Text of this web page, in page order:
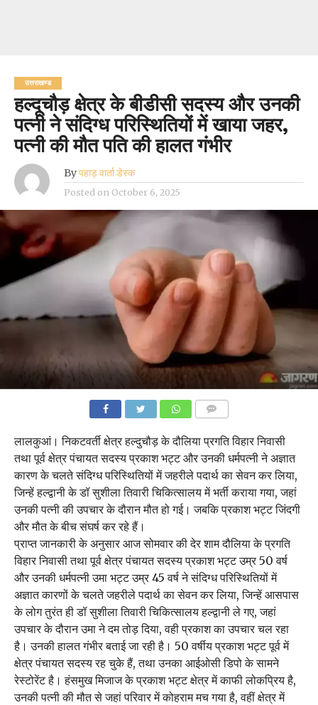
उत्तराखण्ड
हल्दूचौड़ क्षेत्र के बीडीसी सदस्य और उनकी
पत्नी ने संदिग्ध परिस्थितियों में खाया जहर,
पत्नी की मौत पति की हालत गंभीर
Byपहाड़ वार्ता डेस्क
Posted on October 6, 2025
लालकुआं। निकटवर्ती क्षेत्र हल्दुचौड़ के दौलिया प्रगति विहार निवासी
तथा पूर्व क्षेत्र पंचायत सदस्य प्रकाश भट्ट और उनकी धर्मपत्नी ने अज्ञात
कारण के चलते संदिग्ध परिस्थितियों में जहरीले पदार्थ का सेवन कर लिया,
जिन्हें हल्द्वानी के डॉ सुशीला तिवारी चिकित्सालय में भर्ती कराया गया, जहां
उनकी पत्नी की उपचार के दौरान मौत हो गई। जबकि प्रकाश भट्ट जिंदगी
और मौत के बीच संघर्ष कर रहे हैं।
प्राप्त जानकारी के अनुसार आज सोमवार की देर शाम दौलिया के प्रगति
विहार निवासी तथा पूर्व क्षेत्र पंचायत सदस्य प्रकाश भट्ट उम्र 50 वर्ष
और उनकी धर्मपत्नी उमा भट्ट उम्र 45 वर्ष ने संदिग्ध परिस्थितियों में
अज्ञात कारणों के चलते जहरीले पदार्थ का सेवन कर लिया, जिन्हें आसपास
के लोग तुरंत ही डॉ सुशीला तिवारी चिकित्सालय हल्द्वानी ले गए, जहां
उपचार के दौरान उमा ने दम तोड़ दिया, वही प्रकाश का उपचार चल रहा
है। उनकी हालत गंभीर बताई जा रही है। 50 वर्षीय प्रकाश भट्ट पूर्व में
क्षेत्र पंचायत सदस्य रह चुके हैं, तथा उनका आईओसी डिपो के सामने
रेस्टोरेंट है। हंसमुख मिजाज के प्रकाश भट्ट क्षेत्र में काफी लोकप्रिय है,
उनकी पत्नी की मौत से जहां परिवार में कोहराम मच गया है, वहीं क्षेत्र में